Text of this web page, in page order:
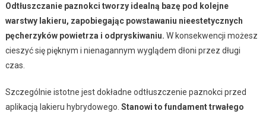
Odtłuszczanie paznokci tworzy idealną bazę pod kolejne
warstwy lakieru, zapobiegając powstawaniu nieestetycznych
pęcherzyków powietrza i odpryskiwaniu. W konsekwencji możesz
cieszyć się pięknym i nienagannym wyglądem dłoni przez długi
czas.
Szczególnie istotne jest dokładne odtłuszczenie paznokci przed
aplikacją lakieru hybrydowego. Stanowi to fundament trwałego